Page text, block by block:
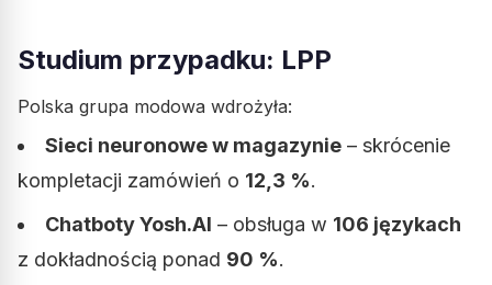
Studium przypadku: LPP
Polska grupa modowa wdrożyła:
Sieci neuronowe w magazynie – skrócenie
kompletacji zamówień o 12,3 %.
Chatboty Yosh.AI – obsługa w 106 językach
z dokładnością ponad 90 %.